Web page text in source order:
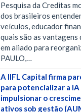
Pesquisa da Creditas
dos brasileiros
veículos, educador
quais são as
em aliado para
PAULO,…
A IIFL Capital firma
para potencializar a
impulsionar o
ativos sob gestão